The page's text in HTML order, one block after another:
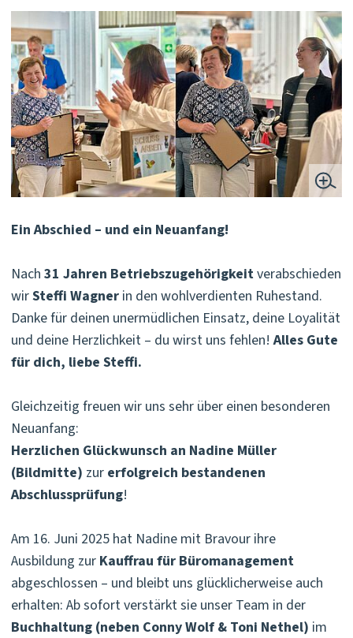
Ein Abschied – und ein Neuanfang!
Nach 31 Jahren Betriebszugehörigkeitverabschieden
wirSteffi Wagner in den wohlverdienten Ruhestand.
Danke für deinen unermüdlichen Einsatz, deine Loyalität
und deine Herzlichkeit – du wirst uns fehlen!Alles Gute
für dich, liebe Steffi.
Gleichzeitig freuen wir uns sehr über einen besonderen
Neuanfang:
Herzlichen Glückwunsch an Nadine Müller
(Bildmitte) zur erfolgreich bestandenen
Abschlussprüfung!
Am 16. Juni 2025 hat Nadine mit Bravour ihre
Ausbildung zur Kauffrau für Büromanagement
abgeschlossen – und bleibt uns glücklicherweise auch
erhalten: Ab sofort verstärkt sie unser Team in der
Buchhaltung (neben Conny Wolf & Toni Nethel) im